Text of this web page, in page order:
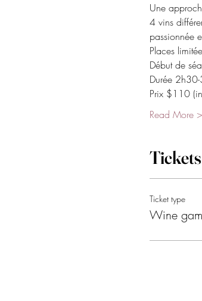
Une
4 vins
passionnée
Places
Début de
Durée
Prix $110
Read More >
Tickets
Ticket type
Wine